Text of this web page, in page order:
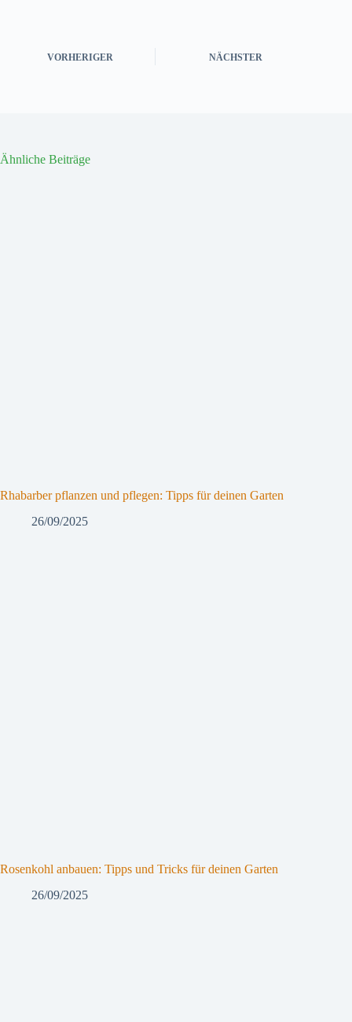
VORHERIGER NÄCHSTER
Ähnliche Beiträge
Rhabarber pflanzen und pflegen: Tipps für deinen Garten
26/09/2025
Rosenkohl anbauen: Tipps und Tricks für deinen Garten
26/09/2025